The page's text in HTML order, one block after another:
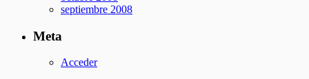
septiembre 2008
Meta
Acceder